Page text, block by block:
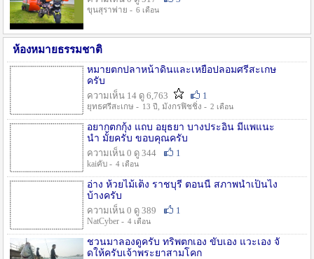
ขุนสุราพ่าย - 6 เดือน
ห้องหมายธรรมชาติ
หมายตกปลาหน้าดินและเหยื่อปลอมศรีสะเกษ
ครับ
ความเห็น 14 ดู 6,763
1
ยุทธศรีสะเกษ - 13 ปี , มังกรฟิชชิ่ง - 2 เดือน
อยากตกกุ้ง แถบ อยุธยา บางประอิน มีแพแนะ
นำ มั้ยครับ ขอบคุณครับ
ความเห็น 0 ดู 344
1
kaiคับ - 4 เดือน
อ่าง ห้วยไม้เต็ง ราชบุรี ตอนนี้ สภาพน้ำเป็นไง
บ้างครับ
ความเห็น 0 ดู 389
1
NatCyber - 4 เดือน
ชวนมาลองดูครับ ทริพตกเอง ขับเอง แวะเอง จั
ดให้ครับเจ้าพระยาสามโคก